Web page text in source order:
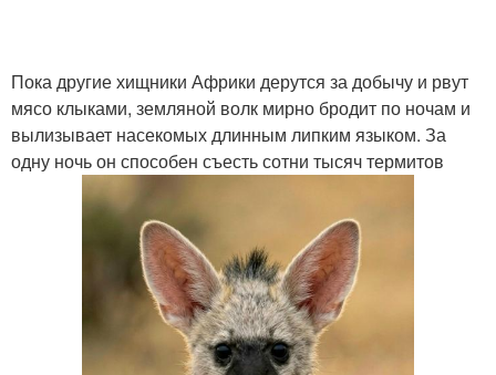
Пока другие хищники Африки дерутся за добычу и рвут
мясо клыками, земляной волк мирно бродит по ночам и
вылизывает насекомых длинным липким языком. За
одну ночь он способен съесть сотни тысяч термитов